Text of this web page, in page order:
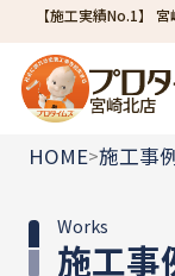
【施工実績No.1】
宮崎北店
HOME>施工事
施工事
Works